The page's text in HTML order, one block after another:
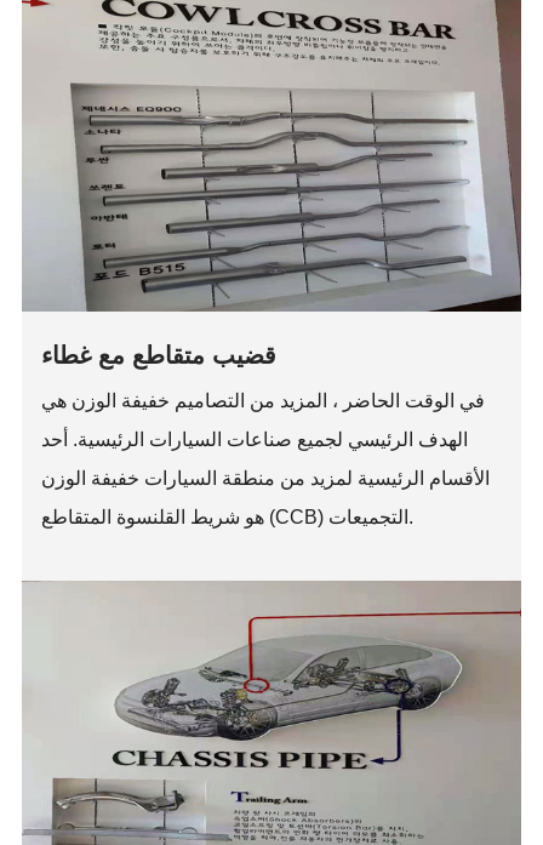
قضيب متقاطع مع غطاء
في الوقت الحاضر ، المزيد من التصاميم خفيفة الوزن هي
الهدف الرئيسي لجميع صناعات السيارات الرئيسية. أحد
الأقسام الرئيسية لمزيد من منطقة السيارات خفيفة الوزن
هو شريط القلنسوة المتقاطع (CCB) التجميعات.